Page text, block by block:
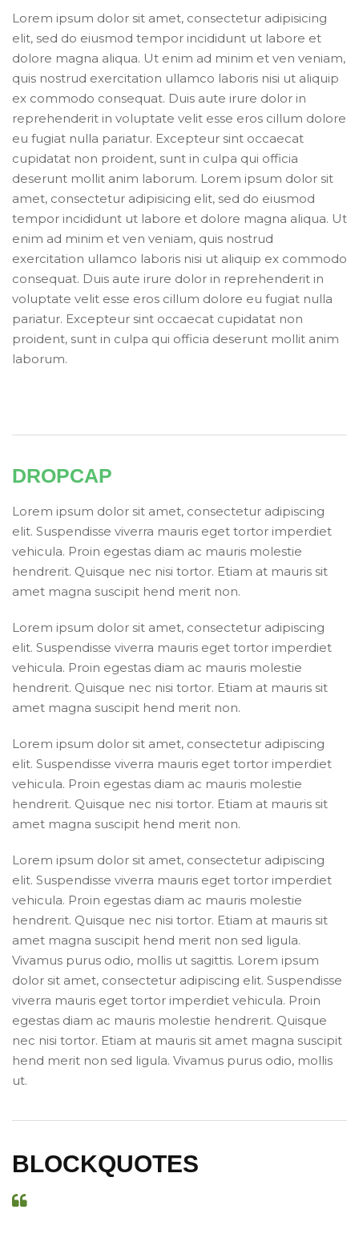
Lorem ipsum dolor sit amet, consectetur adipisicing
elit, sed do eiusmod tempor incididunt ut labore et
dolore magna aliqua. Ut enim ad minim et ven veniam,
quis nostrud exercitation ullamco laboris nisi ut aliquip
ex commodo consequat. Duis aute irure dolor in
reprehenderit in voluptate velit esse eros cillum dolore
eu fugiat nulla pariatur. Excepteur sint occaecat
cupidatat non proident, sunt in culpa qui officia
deserunt mollit anim laborum. Lorem ipsum dolor sit
amet, consectetur adipisicing elit, sed do eiusmod
tempor incididunt ut labore et dolore magna aliqua. Ut
enim ad minim et ven veniam, quis nostrud
exercitation ullamco laboris nisi ut aliquip ex commodo
consequat. Duis aute irure dolor in reprehenderit in
voluptate velit esse eros cillum dolore eu fugiat nulla
pariatur. Excepteur sint occaecat cupidatat non
proident, sunt in culpa qui officia deserunt mollit anim
laborum.
DROPCAP
Lorem ipsum dolor sit amet, consectetur adipiscing
elit. Suspendisse viverra mauris eget tortor imperdiet
vehicula. Proin egestas diam ac mauris molestie
hendrerit. Quisque nec nisi tortor. Etiam at mauris sit
amet magna suscipit hend merit non.
Lorem ipsum dolor sit amet, consectetur adipiscing
elit. Suspendisse viverra mauris eget tortor imperdiet
vehicula. Proin egestas diam ac mauris molestie
hendrerit. Quisque nec nisi tortor. Etiam at mauris sit
amet magna suscipit hend merit non.
Lorem ipsum dolor sit amet, consectetur adipiscing
elit. Suspendisse viverra mauris eget tortor imperdiet
vehicula. Proin egestas diam ac mauris molestie
hendrerit. Quisque nec nisi tortor. Etiam at mauris sit
amet magna suscipit hend merit non.
Lorem ipsum dolor sit amet, consectetur adipiscing
elit. Suspendisse viverra mauris eget tortor imperdiet
vehicula. Proin egestas diam ac mauris molestie
hendrerit. Quisque nec nisi tortor. Etiam at mauris sit
amet magna suscipit hend merit non sed ligula.
Vivamus purus odio, mollis ut sagittis. Lorem ipsum
dolor sit amet, consectetur adipiscing elit. Suspendisse
viverra mauris eget tortor imperdiet vehicula. Proin
egestas diam ac mauris molestie hendrerit. Quisque
nec nisi tortor. Etiam at mauris sit amet magna suscipit
hend merit non sed ligula. Vivamus purus odio, mollis
ut.
BLOCKQUOTES